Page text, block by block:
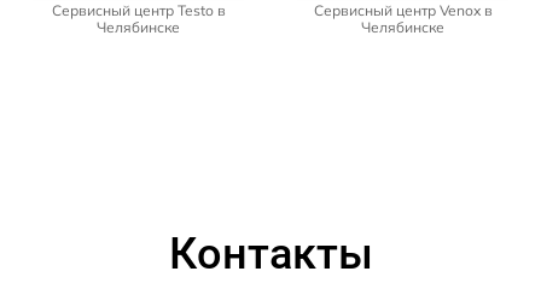
Сервисный центр Testo в
Челябинске
Сервисный центр Venox в
Челябинске
Контакты